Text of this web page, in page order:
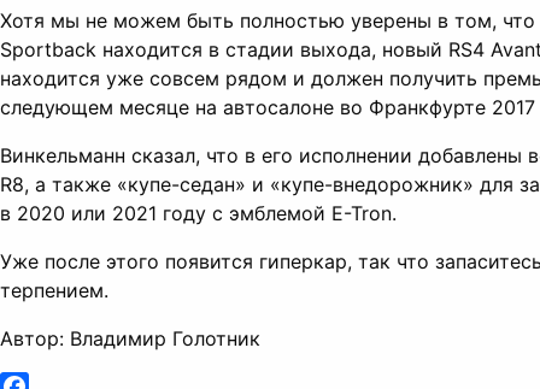
Хотя мы не можем быть полностью уверены в том, что
Sportback находится в стадии выхода, новый RS4
находится уже совсем рядом и должен получить
следующем месяце на автосалоне во Франкфурте 2017
Винкельманн сказал, что в его исполнении добавлены
R8, а также «купе-седан» и «купе-внедорожник» для
в 2020 или 2021 году с эмблемой E-Tron.
Уже после этого появится гиперкар, так что
терпением.
Автор: Владимир Голотник